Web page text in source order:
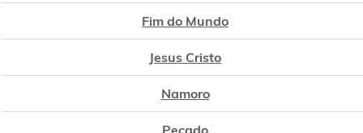
Fim do Mundo
Jesus Cristo
Namoro